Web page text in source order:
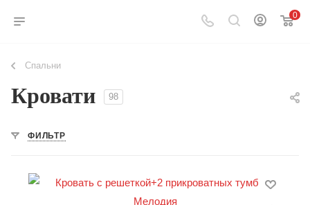
0
Спальни
Кровати 98
ФИЛЬТР